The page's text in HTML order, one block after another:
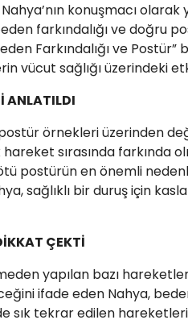
konuşmacı olarak
farkındalığı ve doğru
Farkındalığı ve Postür”
vücut sağlığı üzerindeki
ANLATILDI
örnekleri üzerinden
sırasında farkında
postürün en önemli
sağlıklı bir duruş için
ÇEKTİ
yapılan bazı
ifade eden Nahya,
sık tekrar edilen